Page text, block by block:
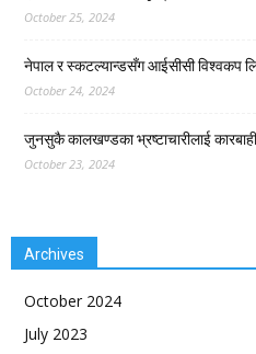
October 25, 2024
नेपाल र स्कटल्यान्डसँग आईसीसी विश्वकप
October 24, 2024
जुनसुकै कालखण्डका भ्रष्टाचारीलाई
October 23, 2024
Archives
October 2024
July 2023